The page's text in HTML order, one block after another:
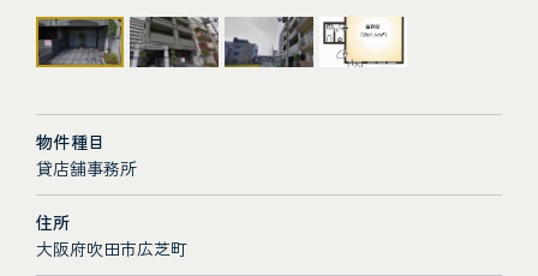
物件種目
貸店舗事務所
住所
大阪府吹田市広芝町